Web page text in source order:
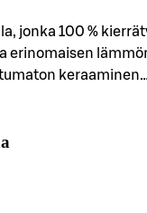
jonka 100 %
erinomaisen